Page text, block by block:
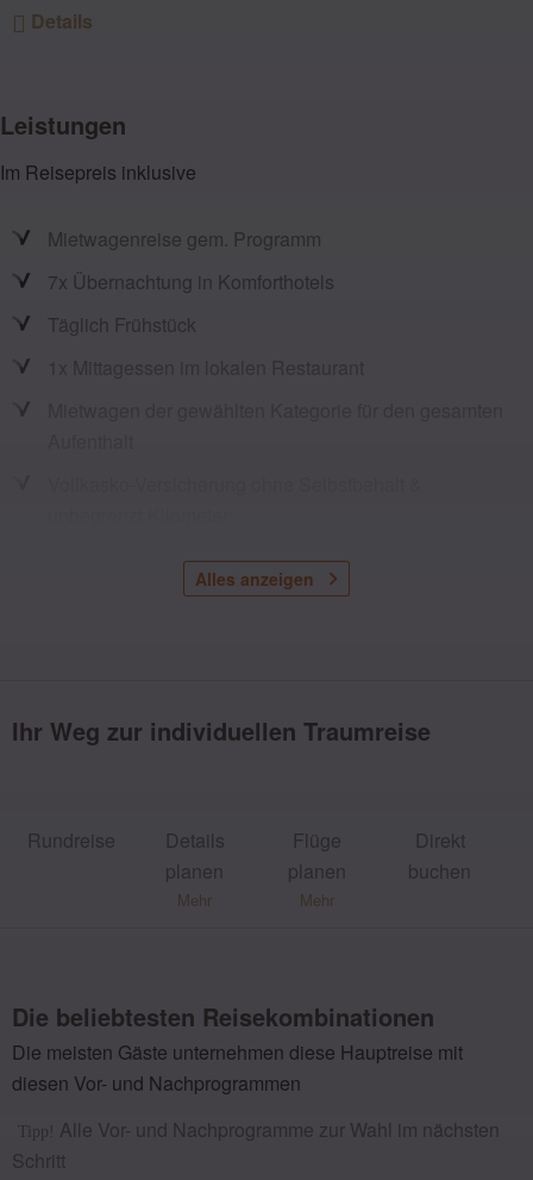
Details
Leistungen
Im Reisepreis inklusive
Mietwagenreise gem. Programm
7x Übernachtung in Komforthotels
Täglich Frühstück
Alle Besichtigungen und Eintritte laut Reiseplan
Minikreuzfahrt auf dem Duoro in Porto
Halbtägiger Ausflug nach Sintra inkl. deutschspr.
Alles anzeigen
Ihr Weg zur individuellen Traumreise
Rund­reise
Details
planen
Mehr
Flüge
planen
Mehr
Direkt
buchen
Die beliebtesten Reisekombinationen
Die meisten Gäste unternehmen diese Hauptreise mit
diesen Vor- und Nachprogrammen
Tipp! Alle Vor- und Nachprogramme zur Wahl im nächsten
Schritt